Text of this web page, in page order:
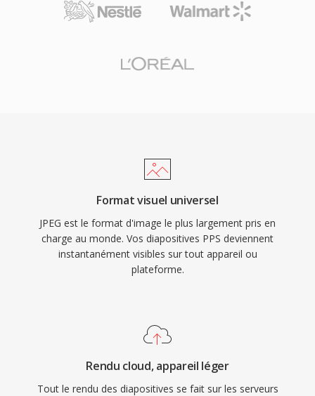
Format visuel universel
JPEG est le format d'image le plus largement pris en
charge au monde. Vos diapositives PPS deviennent
instantanément visibles sur tout appareil ou
plateforme.
Rendu cloud, appareil léger
Tout le rendu des diapositives se fait sur les serveurs